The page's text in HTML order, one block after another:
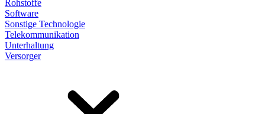
Rohstoffe
Software
Sonstige Technologie
Telekommunikation
Unterhaltung
Versorger